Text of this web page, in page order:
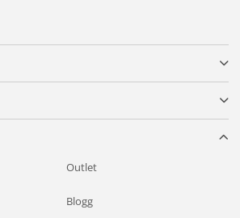
Outlet
Blogg